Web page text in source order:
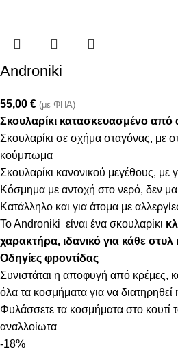
Androniki
55,00 € (με ΦΠΑ)
Σκουλαρίκι κατασκευασμένο από
Σκουλαρίκι σε σχήμα σταγόνας, με
κούμπωμα
Σκουλαρίκι κανονικού μεγέθους, με
Κόσμημα με αντοχή στο νερό, δεν
Κατάλληλο και για άτομα με
To Androniki είναι ένα σκουλαρίκι
χαρακτήρα, ιδανικό για κάθε στυλ
Οδηγίες φροντίδας
Συνιστάται η αποφυγή από κρέμες,
όλα τα κοσμήματα για να
Φυλάσσετε τα κοσμήματα στο κουτί
αναλλοίωτα
-18%